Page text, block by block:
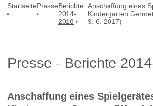
StartseitePresseBerichte
2014-
2018
Anschaffung eines
Kindergarten
9. 6. 2017)
Presse - Berichte
Anschaffung eines